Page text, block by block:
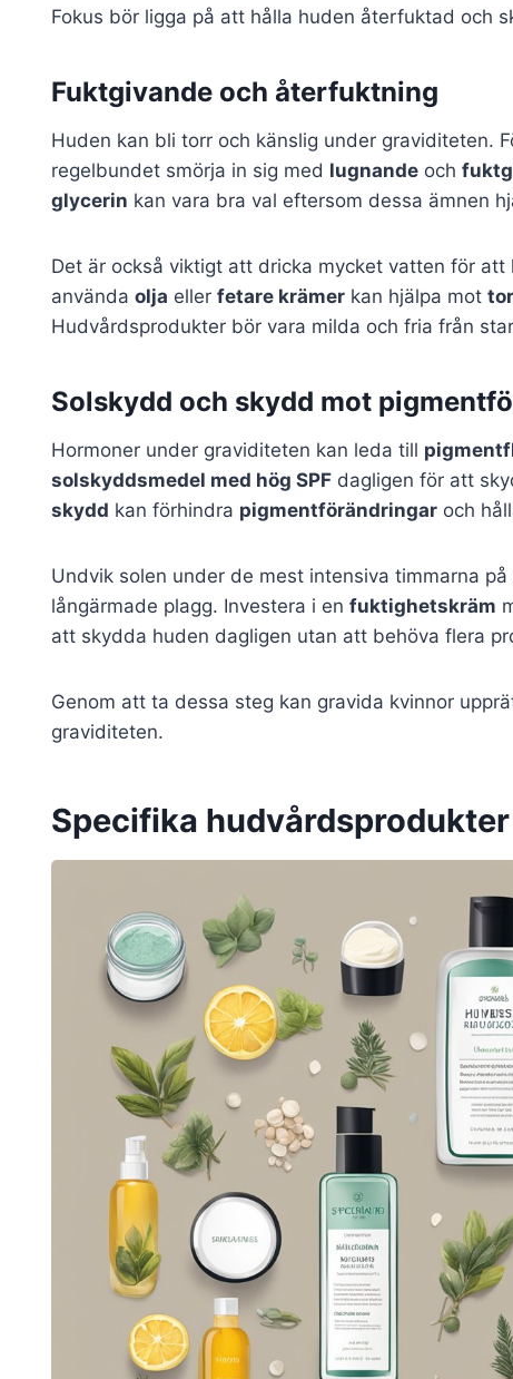
Fokus bör ligga på att hålla huden återfuktad och
Fuktgivande och återfuktning
Huden kan bli torr och känslig under graviditeten.
regelbundet smörja in sig med lugnande och
glycerin kan vara bra val eftersom dessa ämnen
Det är också viktigt att dricka mycket vatten för att
använda olja eller fetare krämer kan hjälpa mot
Hudvårdsprodukter bör vara milda och fria från
Solskydd och skydd mot
Hormoner under graviditeten kan leda till
solskyddsmedel med hög SPF dagligen för att
skydd kan förhindra pigmentförändringar och
Undvik solen under de mest intensiva timmarna
långärmade plagg. Investera i en fuktighetskräm
att skydda huden dagligen utan att behöva flera
Genom att ta dessa steg kan gravida kvinnor
graviditeten.
Specifika